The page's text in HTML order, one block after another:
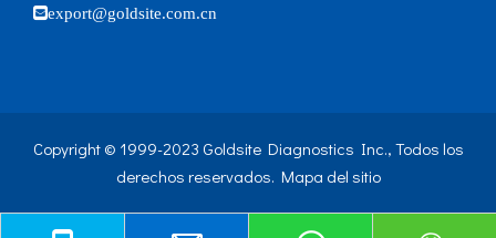
export@goldsite.com.cn
Copyright © 1999-2023 Goldsite Diagnostics Inc., Todos los
derechos reservados. Mapa del sitio